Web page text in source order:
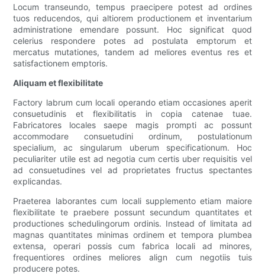
Locum transeundo, tempus praecipere potest ad ordines
tuos reducendos, qui altiorem productionem et inventarium
administratione emendare possunt. Hoc significat quod
celerius respondere potes ad postulata emptorum et
mercatus mutationes, tandem ad meliores eventus res et
satisfactionem emptoris.
Aliquam et flexibilitate
Factory labrum cum locali operando etiam occasiones aperit
consuetudinis et flexibilitatis in copia catenae tuae.
Fabricatores locales saepe magis prompti ac possunt
accommodare consuetudini ordinum, postulationum
specialium, ac singularum uberum specificationum. Hoc
peculiariter utile est ad negotia cum certis uber requisitis vel
ad consuetudines vel ad proprietates fructus spectantes
explicandas.
Praeterea laborantes cum locali supplemento etiam maiore
flexibilitate te praebere possunt secundum quantitates et
productiones schedulingorum ordinis. Instead of limitata ad
magnas quantitates minimas ordinem et tempora plumbea
extensa, operari possis cum fabrica locali ad minores,
frequentiores ordines meliores align cum negotiis tuis
producere potes.